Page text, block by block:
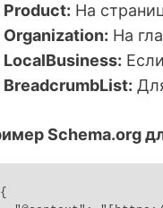
Product: На
Organization: На
LocalBusiness:
BreadcrumbList:
Schema.org
{